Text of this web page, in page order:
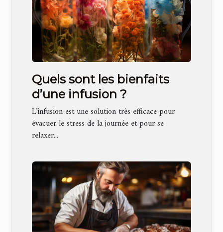
Quels sont les bienfaits
d’une infusion ?
L’infusion est une solution très efficace pour
évacuer le stress de la journée et pour se
relaxer...